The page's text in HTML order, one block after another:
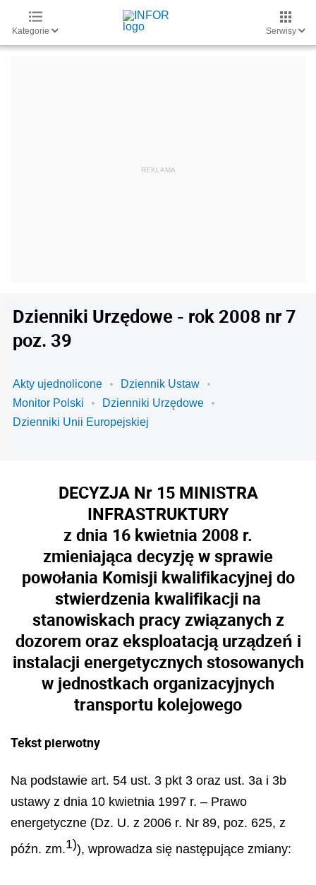
Kategorie Serwisy
Dzienniki Urzędowe - rok 2008 nr 7
poz. 39
Akty ujednolicone
Dziennik Ustaw
Monitor Polski
Dzienniki Urzędowe
Dzienniki Unii Europejskiej
DECYZJA Nr 15 MINISTRA
INFRASTRUKTURY
z dnia 16 kwietnia 2008 r.
zmieniająca decyzję w sprawie
powołania Komisji kwalifikacyjnej do
stwierdzenia kwalifikacji na
stanowiskach pracy związanych z
dozorem oraz eksploatacją urządzeń i
instalacji energetycznych stosowanych
w jednostkach organizacyjnych
transportu kolejowego
Tekst pierwotny
Na podstawie art. 54 ust. 3 pkt 3 oraz ust. 3a i 3b
ustawy z dnia 10 kwietnia 1997 r. – Prawo
energetyczne (Dz. U. z 2006 r. Nr 89, poz. 625, z
późn. zm.1)), wprowadza się następujące zmiany: